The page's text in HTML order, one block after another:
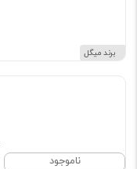
برند میگل
ناموجود